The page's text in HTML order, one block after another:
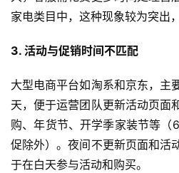
家电类目中，这种现象较为突出
3. 活动与促销时间不匹配
大型电商平台如淘系和京东，主
天，便于运营团队更新活动页面
购、年货节、开学季家装节等（
促除外）。夜间不更新页面和活
于在白天参与活动和购买。